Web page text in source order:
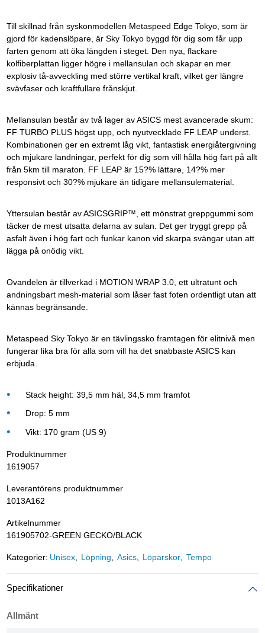
Till skillnad från syskonmodellen Metaspeed Edge Tokyo, som är
gjord för kadenslöpare, är Sky Tokyo byggd för dig som får upp
farten genom att öka längden i steget. Den nya, flackare
kolfiberplattan ligger högre i mellansulan och skapar en mer
explosiv tå-avveckling med större vertikal kraft, vilket ger längre
svävfaser och kraftfullare frånskjut.
Mellansulan består av två lager av ASICS mest avancerade skum:
FF TURBO PLUS högst upp, och nyutvecklade FF LEAP underst.
Kombinationen ger en extremt låg vikt, fantastisk energiåtergivning
och mjukare landningar, perfekt för dig som vill hålla hög fart på allt
från 5km till maraton. FF LEAP är 15?% lättare, 14?% mer
responsivt och 30?% mjukare än tidigare mellansulematerial.
Yttersulan består av ASICSGRIP™, ett mönstrat greppgummi som
täcker de mest utsatta delarna av sulan. Det ger tryggt grepp på
asfalt även i hög fart och funkar kanon vid skarpa svängar utan att
lägga på onödig vikt.
Ovandelen är tillverkad i MOTION WRAP 3.0, ett ultratunt och
andningsbart mesh-material som låser fast foten ordentligt utan att
kännas begränsande.
Metaspeed Sky Tokyo är en tävlingssko framtagen för elitnivå men
fungerar lika bra för alla som vill ha det snabbaste ASICS kan
erbjuda.
Stack height: 39,5 mm häl, 34,5 mm framfot
Drop: 5 mm
Vikt: 170 gram (US 9)
Produktnummer
1619057
Leverantörens produktnummer
1013A162
Artikelnummer
161905702-GREEN GECKO/BLACK
Kategorier: Unisex Löpning Asics Löparskor Tempo
Specifikationer
Allmänt